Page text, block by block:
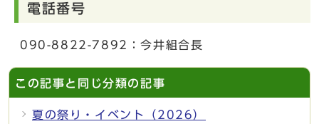
電話番号
090-8822-7892：今井組合長
この記事と同じ分類の記事
夏の祭り・イベント（2026）